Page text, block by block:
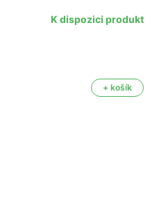
K dispozici produkt
+ košík